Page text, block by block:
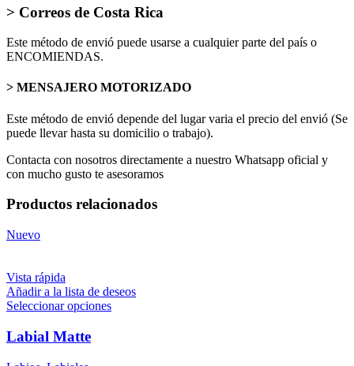
> Correos de Costa Rica
Este método de envió puede usarse a cualquier parte del país o
ENCOMIENDAS.
> MENSAJERO MOTORIZADO
Este método de envió depende del lugar varia el precio del envió (Se
puede llevar hasta su domicilio o trabajo).
Contacta con nosotros directamente a nuestro Whatsapp oficial y
con mucho gusto te asesoramos
Productos relacionados
Nuevo
Vista rápida
Añadir a la lista de deseos
Seleccionar opciones
Labial Matte